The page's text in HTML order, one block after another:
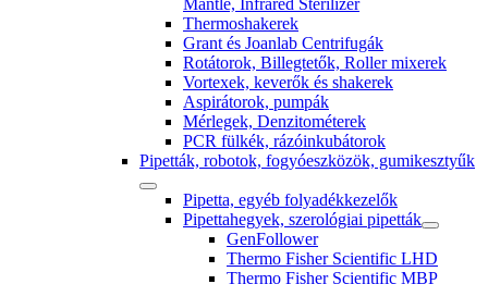
Thermoshakerek
Grant és Joanlab Centrifugák
Rotátorok, Billegtetők, Roller mixerek
Vortexek, keverők és shakerek
Aspirátorok, pumpák
Mérlegek, Denzitométerek
PCR fülkék, rázóinkubátorok
Pipetták, robotok, fogyóeszközök, gumikesztyűk
Pipetta, egyéb folyadékkezelők
Pipettahegyek, szerológiai pipetták
GenFollower
Thermo Fisher Scientific LHD
Thermo Fisher Scientific MBP